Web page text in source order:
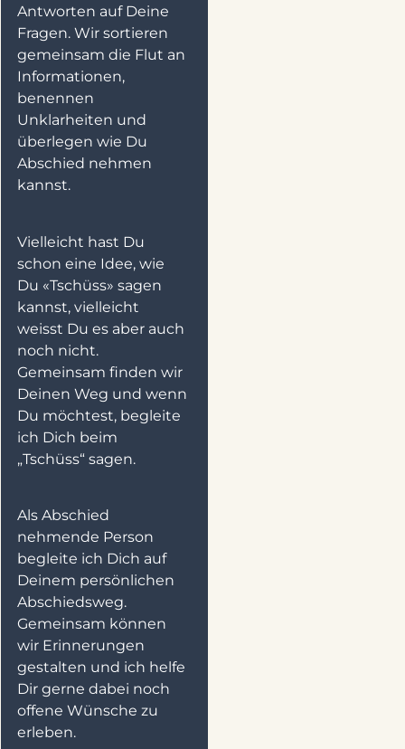
Antworten auf Deine
Fragen. Wir sortieren
gemeinsam die Flut an
Informationen,
benennen
Unklarheiten und
überlegen wie Du
Abschied nehmen
kannst.
Vielleicht hast Du
schon eine Idee, wie
Du «Tschüss» sagen
kannst, vielleicht
weisst Du es aber auch
noch nicht.
Gemeinsam finden wir
Deinen Weg und wenn
Du möchtest, begleite
ich Dich beim
„Tschüss“ sagen.
Als Abschied
nehmende Person
begleite ich Dich auf
Deinem persönlichen
Abschiedsweg.
Gemeinsam können
wir Erinnerungen
gestalten und ich helfe
Dir gerne dabei noch
offene Wünsche zu
erleben.